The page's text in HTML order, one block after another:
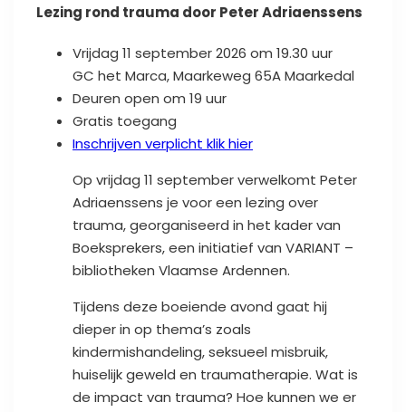
Lezing rond trauma door Peter Adriaenssens
Vrijdag 11 september 2026 om 19.30 uur
GC het Marca, Maarkeweg 65A Maarkedal
Deuren open om 19 uur
Gratis toegang
Inschrijven verplicht klik hier
Op vrijdag 11 september verwelkomt Peter
Adriaenssens je voor een lezing over
trauma, georganiseerd in het kader van
Boeksprekers, een initiatief van VARIANT –
bibliotheken Vlaamse Ardennen.
Tijdens deze boeiende avond gaat hij
dieper in op thema’s zoals
kindermishandeling, seksueel misbruik,
huiselijk geweld en traumatherapie. Wat is
de impact van trauma? Hoe kunnen we er